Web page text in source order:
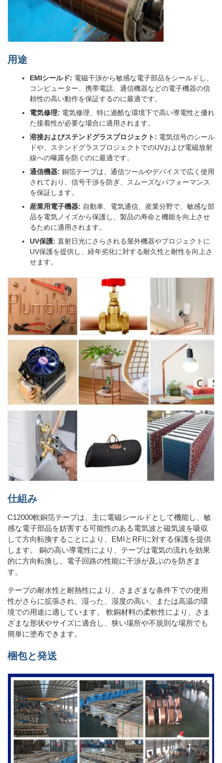
用途
EMIシールド: 電磁干渉から敏感な電子部品をシールドし、
コンピューター、携帯電話、通信機器などの電子機器の信
頼性の高い動作を保証するのに最適です。
電気修理: 電気修理、特に過酷な環境下で高い導電性と優れ
た接着性が必要な場合に適用されます。
溶接およびステンドグラスプロジェクト: 電気信号のシール
ドや、ステンドグラスプロジェクトでのUVおよび電磁放射
線への曝露を防ぐのに最適です。
通信機器: 銅箔テープは、通信ツールやデバイスで広く使用
されており、信号干渉を防ぎ、スムーズなパフォーマンス
を保証します。
産業用電子機器: 自動車、電気通信、産業分野で、敏感な部
品を電気ノイズから保護し、製品の寿命と機能を向上させ
るために適用されます。
UV保護: 直射日光にさらされる屋外機器やプロジェクトに
UV保護を提供し、経年劣化に対する耐久性と耐性を向上さ
せます。
仕組み
C12000軟銅箔テープは、主に電磁シールドとして機能し、敏
感な電子部品を妨害する可能性のある電気波と磁気波を吸収
して方向転換することにより、EMIとRFIに対する保護を提供
します。 銅の高い導電性により、テープは電気の流れを効果
的に方向転換し、電子回路の性能に干渉が及ぶのを防ぎま
す。
テープの耐水性と耐熱性により、さまざまな条件下での使用
性がさらに拡張され、湿った、湿度の高い、または高温の環
境での用途に適しています。 軟銅材料の柔軟性により、さま
ざまな形状やサイズに適合し、狭い場所や不規則な場所でも
簡単に塗布できます。
梱包と発送